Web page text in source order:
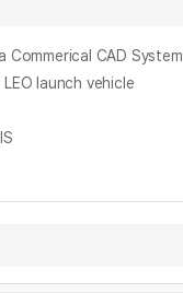
Commerical CAD System
LEO launch vehicle